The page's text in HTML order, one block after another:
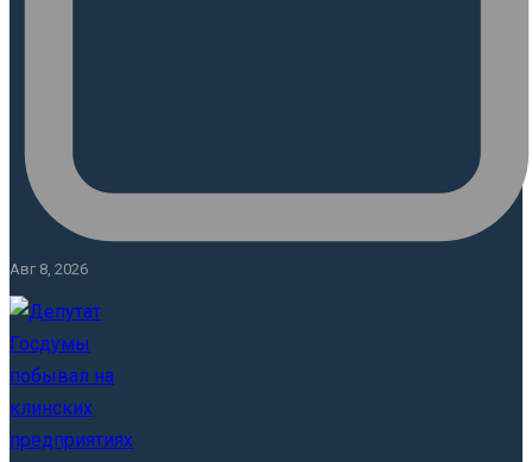
Авг 8, 2026